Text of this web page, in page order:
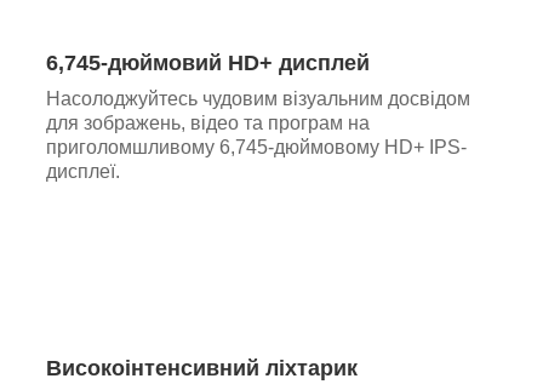
6,745-дюймовий HD+ дисплей
Насолоджуйтесь чудовим візуальним досвідом
для зображень, відео та програм на
приголомшливому 6,745-дюймовому HD+ IPS-
дисплеї.
Високоінтенсивний ліхтарик